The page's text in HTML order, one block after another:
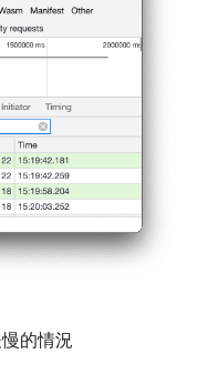
的情況